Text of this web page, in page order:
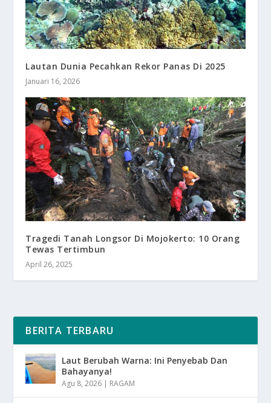
Lautan Dunia Pecahkan Rekor Panas Di 2025
Januari 16, 2026
Tragedi Tanah Longsor Di Mojokerto: 10 Orang
Tewas Tertimbun
April 26, 2025
BERITA TERBARU
Laut Berubah Warna: Ini Penyebab Dan
Bahayanya!
Agu 8, 2026 | RAGAM